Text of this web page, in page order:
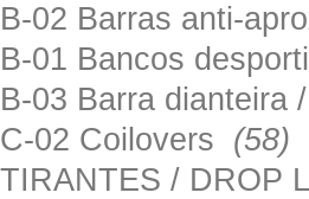
B-02 Barras anti-
B-01 Bancos
B-03 Barra
C-02 Coilovers (58)
TIRANTES / DROP